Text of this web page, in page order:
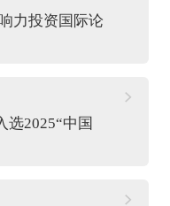
力投资国际论
选2025“中国